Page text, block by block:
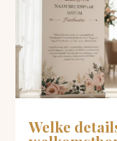
Welke